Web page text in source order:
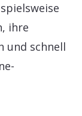
ihre
und schnell